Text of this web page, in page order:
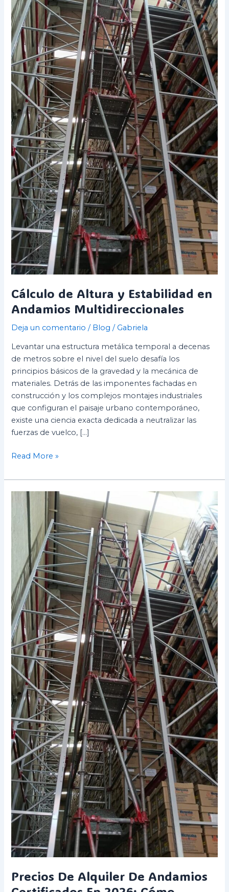
Cálculo de Altura y Estabilidad en
Andamios Multidireccionales
Deja un comentario / Blog / Gabriela
Levantar una estructura metálica temporal a decenas
de metros sobre el nivel del suelo desafía los
principios básicos de la gravedad y la mecánica de
materiales. Detrás de las imponentes fachadas en
construcción y los complejos montajes industriales
que configuran el paisaje urbano contemporáneo,
existe una ciencia exacta dedicada a neutralizar las
fuerzas de vuelco, […]
Read More »
Precios De Alquiler De Andamios
Precios
Alquiler
De
Andamios
Certificados
2026:
Cómo
Escoger
La
Mejor
Opción